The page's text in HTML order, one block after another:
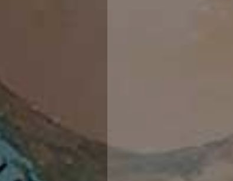
Primati
Analisi e Approfondimenti